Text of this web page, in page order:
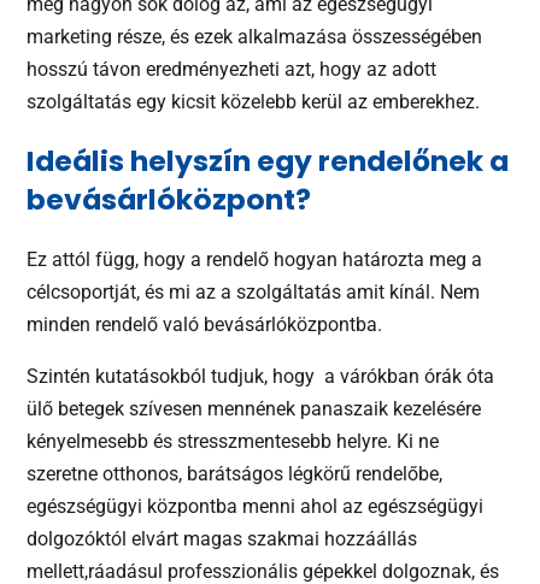
marketing része, és ezek alkalmazása összességében
hosszú távon eredményezheti azt, hogy az adott
szolgáltatás egy kicsit közelebb kerül az emberekhez.
Ideális helyszín egy rendelőnek a
bevásárlóközpont?
Ez attól függ, hogy a rendelő hogyan határozta meg a
célcsoportját, és mi az a szolgáltatás amit kínál. Nem
minden rendelő való bevásárlóközpontba.
Szintén kutatásokból tudjuk, hogy a várókban órák óta
ülő betegek szívesen mennének panaszaik kezelésére
kényelmesebb és stresszmentesebb helyre. Ki ne
szeretne otthonos, barátságos légkörű rendelőbe,
egészségügyi központba menni ahol az egészségügyi
dolgozóktól elvárt magas szakmai hozzáállás
mellett,ráadásul professzionális gépekkel dolgoznak, és